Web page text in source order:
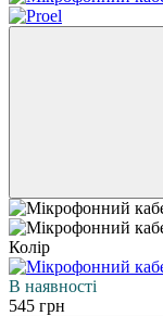
Колір
В наявності
545 грн